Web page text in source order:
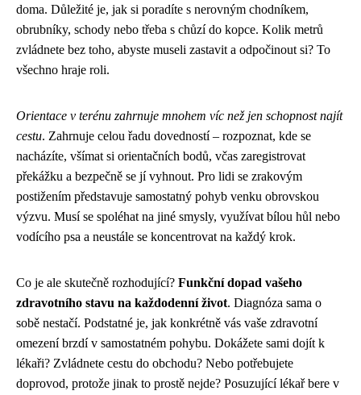
doma. Důležité je, jak si poradíte s nerovným chodníkem,
obrubníky, schody nebo třeba s chůzí do kopce. Kolik metrů
zvládnete bez toho, abyste museli zastavit a odpočinout si? To
všechno hraje roli.
Orientace v terénu zahrnuje mnohem víc než jen schopnost najít
cestu. Zahrnuje celou řadu dovedností – rozpoznat, kde se
nacházíte, všímat si orientačních bodů, včas zaregistrovat
překážku a bezpečně se jí vyhnout. Pro lidi se zrakovým
postižením představuje samostatný pohyb venku obrovskou
výzvu. Musí se spoléhat na jiné smysly, využívat bílou hůl nebo
vodícího psa a neustále se koncentrovat na každý krok.
Co je ale skutečně rozhodující? Funkční dopad vašeho
zdravotního stavu na každodenní život. Diagnóza sama o
sobě nestačí. Podstatné je, jak konkrétně vás vaše zdravotní
omezení brzdí v samostatném pohybu. Dokážete sami dojít k
lékaři? Zvládnete cestu do obchodu? Nebo potřebujete
doprovod, protože jinak to prostě nejde? Posuzující lékař bere v